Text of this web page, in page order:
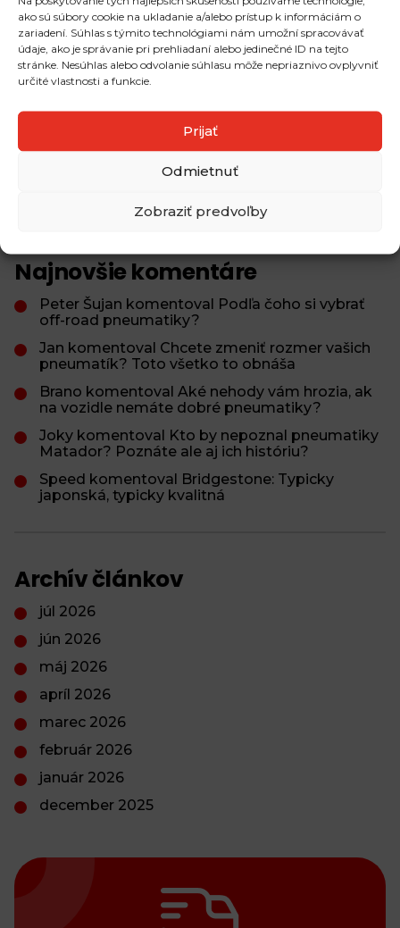
ako sú súbory cookie na ukladanie a/alebo prístup k informáciám o
zariadení. Súhlas s týmito technológiami nám umožní spracovávať
údaje, ako je správanie pri prehliadaní alebo jedinečné ID na tejto
stránke. Nesúhlas alebo odvolanie súhlasu môže nepriaznivo ovplyvniť
určité vlastnosti a funkcie.
Prijať
Odmietnuť
Zobraziť predvoľby
Najčítanejšie články
posledných testoch?
Plechové a hliníkové disky: Aký je v nich rozdiel?
Aké zimné pneumatiky môžeme používať pri
Najnovšie komentáre
Peter Šujan komentoval Podľa čoho si vybrať
off-road pneumatiky?
Jan komentoval Chcete zmeniť rozmer vašich
pneumatík? Toto všetko to obnáša
Brano komentoval Aké nehody vám hrozia, ak
na vozidle nemáte dobré pneumatiky?
Joky komentoval Kto by nepoznal pneumatiky
Matador? Poznáte ale aj ich históriu?
Speed komentoval Bridgestone: Typicky
japonská, typicky kvalitná
Archív článkov
júl 2026
jún 2026
máj 2026
apríl 2026
marec 2026
február 2026
január 2026
december 2025